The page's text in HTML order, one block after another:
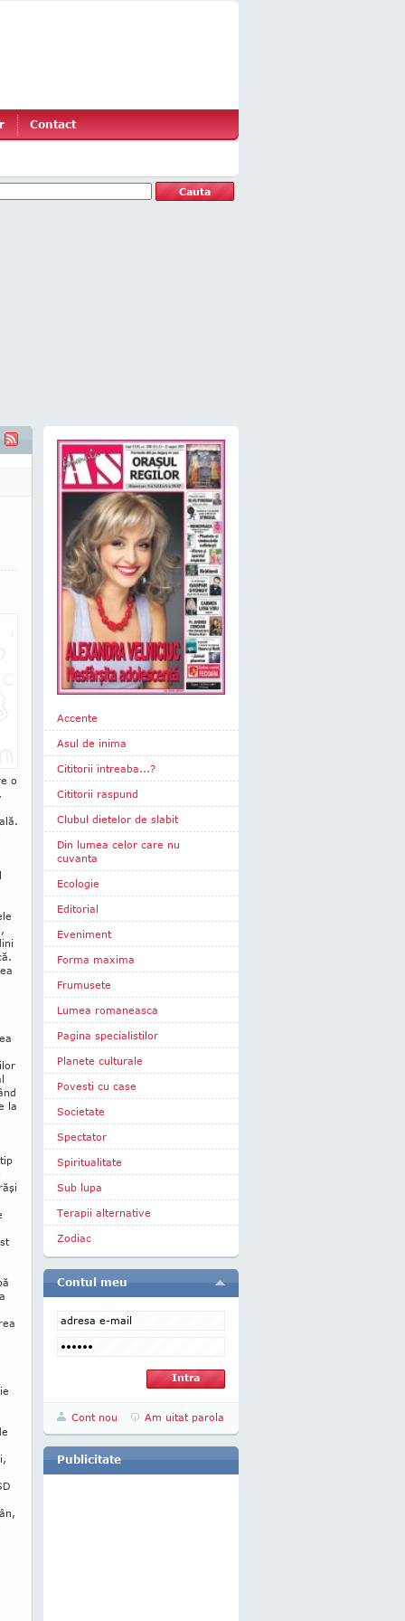
Contact
o
la
Accente
Asul de inima
Cititorii intreaba...?
Cititorii raspund
Clubul dietelor de slabit
Din lumea celor care nu
cuvanta
Ecologie
Editorial
Eveniment
Forma maxima
Frumusete
Lumea romaneasca
Pagina specialistilor
Planete culturale
Povesti cu case
Societate
Spectator
Spiritualitate
Sub lupa
Terapii alternative
Zodiac
Contul meu
Cont nou Am uitat parola
Publicitate